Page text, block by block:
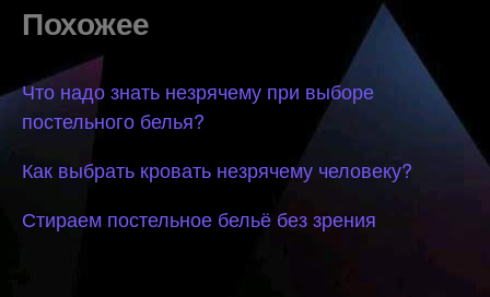
Похожее
Что надо знать незрячему при выборе
постельного белья?
Как выбрать кровать незрячему человеку?
Стираем постельное бельё без зрения